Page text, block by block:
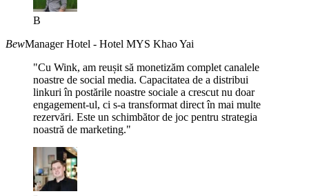
B
BewManager Hotel - Hotel MYS Khao Yai
"Cu Wink, am reușit să monetizăm complet canalele
noastre de social media. Capacitatea de a distribui
linkuri în postările noastre sociale a crescut nu doar
engagement-ul, ci s-a transformat direct în mai multe
rezervări. Este un schimbător de joc pentru strategia
noastră de marketing."